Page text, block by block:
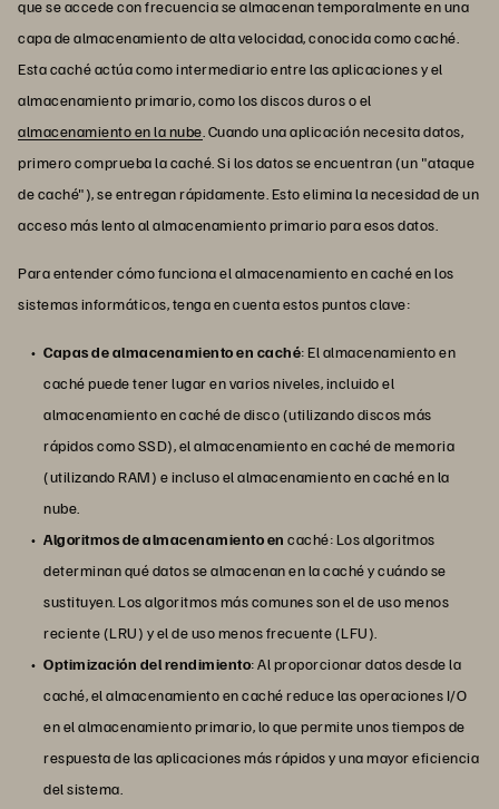
que se accede con frecuencia se almacenan temporalmente en una
capa de almacenamiento de alta velocidad, conocida como caché.
Esta caché actúa como intermediario entre las aplicaciones y el
almacenamiento primario, como los discos duros o el
almacenamiento en la nube. Cuando una aplicación necesita datos,
primero comprueba la caché. Si los datos se encuentran (un "ataque
de caché"), se entregan rápidamente. Esto elimina la necesidad de un
acceso más lento al almacenamiento primario para esos datos.
Para entender cómo funciona el almacenamiento en caché en los
sistemas informáticos, tenga en cuenta estos puntos clave:
Capas de almacenamiento en caché: El almacenamiento en
caché puede tener lugar en varios niveles, incluido el
almacenamiento en caché de disco (utilizando discos más
rápidos como SSD), el almacenamiento en caché de memoria
(utilizando RAM) e incluso el almacenamiento en caché en la
nube.
Algoritmos de almacenamiento en caché: Los algoritmos
determinan qué datos se almacenan en la caché y cuándo se
sustituyen. Los algoritmos más comunes son el de uso menos
reciente (LRU) y el de uso menos frecuente (LFU).
Optimización del rendimiento: Al proporcionar datos desde la
caché, el almacenamiento en caché reduce las operaciones I/O
en el almacenamiento primario, lo que permite unos tiempos de
respuesta de las aplicaciones más rápidos y una mayor eficiencia
del sistema.